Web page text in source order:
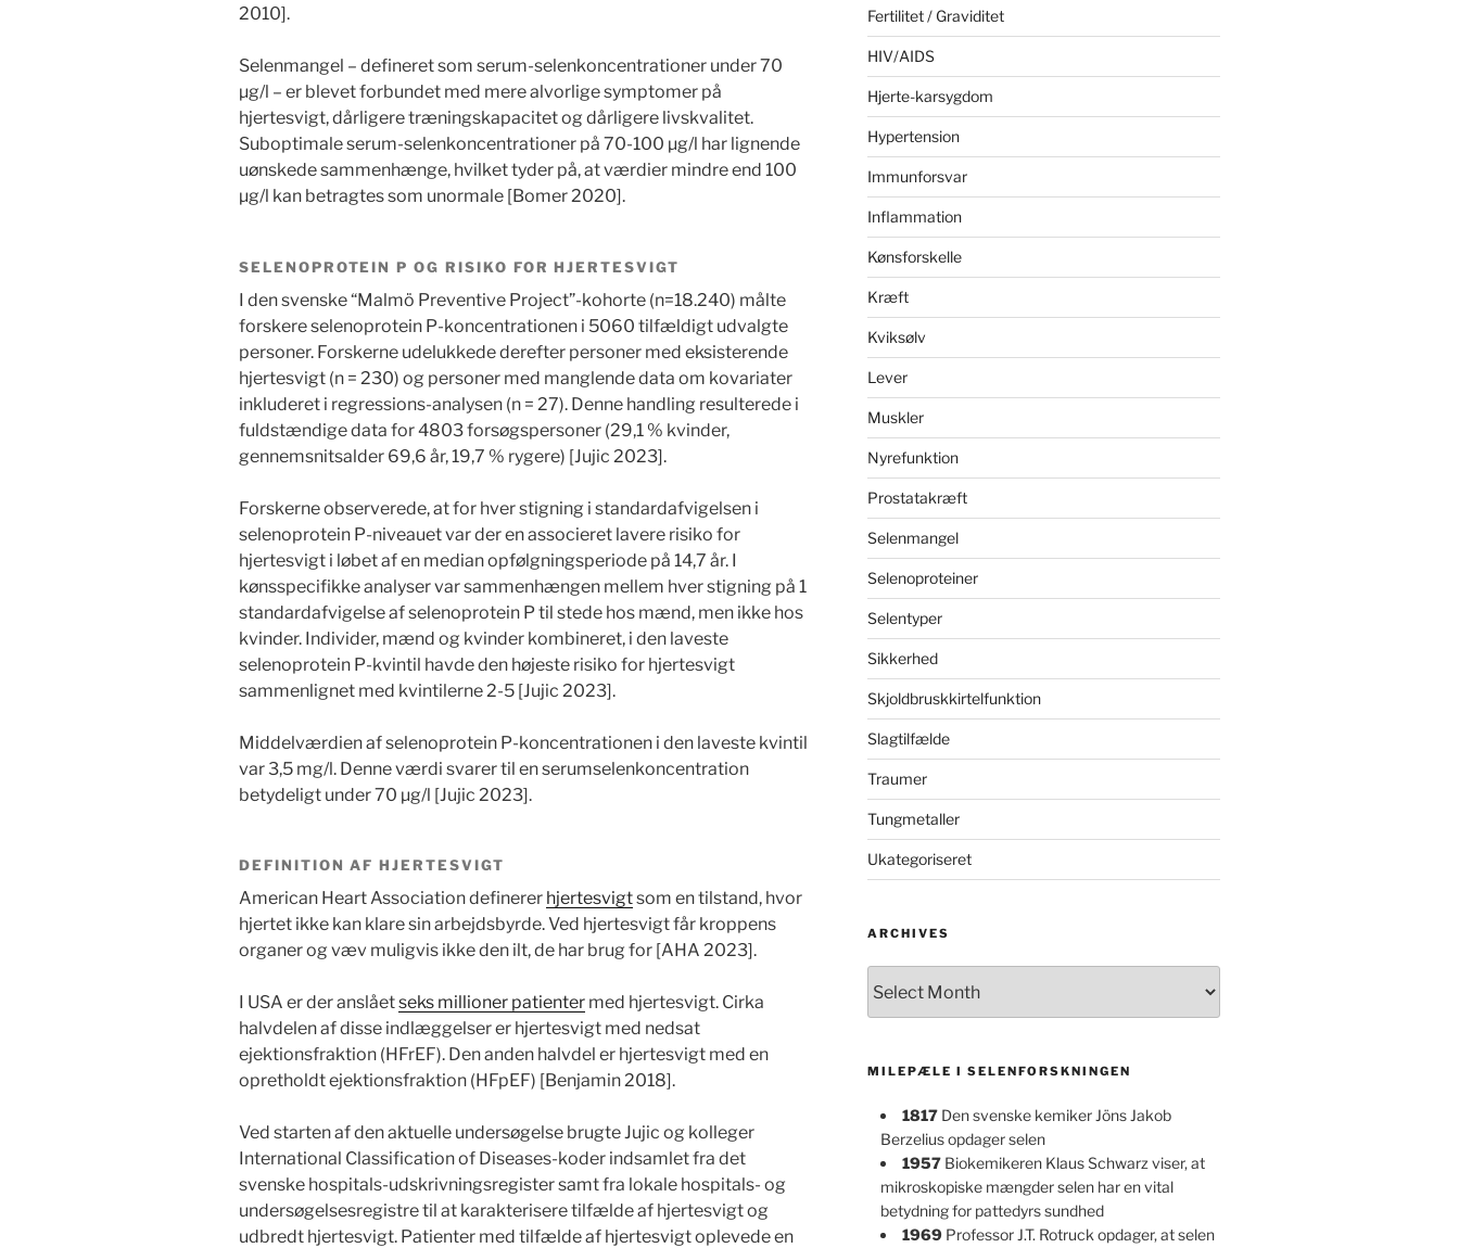
2010].
Selenmangel – defineret som serum-selenkoncentrationer under 70
µg/l – er blevet forbundet med mere alvorlige symptomer på
hjertesvigt, dårligere træningskapacitet og dårligere livskvalitet.
Suboptimale serum-selenkoncentrationer på 70-100 µg/l har lignende
uønskede sammenhænge, hvilket tyder på, at værdier mindre end 100
µg/l kan betragtes som unormale [Bomer 2020].
SELENOPROTEIN P OG RISIKO FOR HJERTESVIGT
I den svenske “Malmö Preventive Project”-kohorte (n=18.240) målte
forskere selenoprotein P-koncentrationen i 5060 tilfældigt udvalgte
personer. Forskerne udelukkede derefter personer med eksisterende
hjertesvigt (n = 230) og personer med manglende data om kovariater
inkluderet i regressions-analysen (n = 27). Denne handling resulterede i
fuldstændige data for 4803 forsøgspersoner (29,1 % kvinder,
gennemsnitsalder 69,6 år, 19,7 % rygere) [Jujic 2023].
Forskerne observerede, at for hver stigning i standardafvigelsen i
selenoprotein P-niveauet var der en associeret lavere risiko for
hjertesvigt i løbet af en median opfølgningsperiode på 14,7 år. I
kønsspecifikke analyser var sammenhængen mellem hver stigning på 1
standardafvigelse af selenoprotein P til stede hos mænd, men ikke hos
kvinder. Individer, mænd og kvinder kombineret, i den laveste
selenoprotein P-kvintil havde den højeste risiko for hjertesvigt
sammenlignet med kvintilerne 2-5 [Jujic 2023].
Middelværdien af selenoprotein P-koncentrationen i den laveste kvintil
var 3,5 mg/l. Denne værdi svarer til en serumselenkoncentration
betydeligt under 70 µg/l [Jujic 2023].
DEFINITION AF HJERTESVIGT
American Heart Association definerer hjertesvigtsom en tilstand, hvor
hjertet ikke kan klare sin arbejdsbyrde. Ved hjertesvigt får kroppens
organer og væv muligvis ikke den ilt, de har brug for [AHA 2023].
I USA er der anslåetseks millioner patienter med hjertesvigt. Cirka
halvdelen af disse indlæggelser er hjertesvigt med nedsat
ejektionsfraktion (HFrEF). Den anden halvdel er hjertesvigt med en
opretholdt ejektionsfraktion (HFpEF) [Benjamin 2018].
Ved starten af den aktuelle undersøgelse brugte Jujic og kolleger
International Classification of Diseases-koder indsamlet fra det
svenske hospitals-udskrivningsregister samt fra lokale hospitals- og
undersøgelsesregistre til at karakterisere tilfælde af hjertesvigt og
udbredt hjertesvigt. Patienter med tilfælde af hjertesvigt oplevede en
Fertilitet / Graviditet
HIV/AIDS
Hjerte-karsygdom
Hypertension
Immunforsvar
Inflammation
Kønsforskelle
Kræft
Kviksølv
Lever
Muskler
Nyrefunktion
Prostatakræft
Selenmangel
Selenoproteiner
Selentyper
Sikkerhed
Skjoldbruskkirtelfunktion
Slagtilfælde
Traumer
Tungmetaller
Ukategoriseret
ARCHIVES
MILEPÆLE I SELENFORSKNINGEN
1817Den svenske kemiker Jöns Jakob
Berzelius opdager selen
1957Biokemikeren Klaus Schwarz viser, at
mikroskopiske mængder selen har en vital
betydning for pattedyrs sundhed
1969Professor J.T. Rotruck opdager, at selen